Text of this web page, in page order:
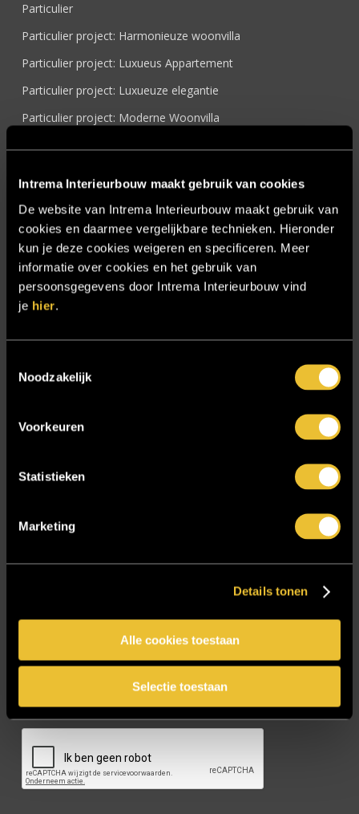
Intrema Interieurbouw maakt gebruik van cookies
De website van Intrema Interieurbouw maakt gebruik van
cookies en daarmee vergelijkbare technieken. Hieronder
kun je deze cookies weigeren en specificeren. Meer
informatie over cookies en het gebruik van
persoonsgegevens door Intrema Interieurbouw vind
je hier.
Noodzakelijk
Voorkeuren
Statistieken
Marketing
Details tonen
Alle cookies toestaan
Selectie toestaan
Particulier
Particulier project: Harmonieuze woonvilla
Particulier project: Luxueus Appartement
Particulier project: Luxueuze elegantie
Particulier project: Moderne Woonvilla
Referenties
Samenwerken
Sensire
Showroom
SIDN
Vacatures
CAPTCHA